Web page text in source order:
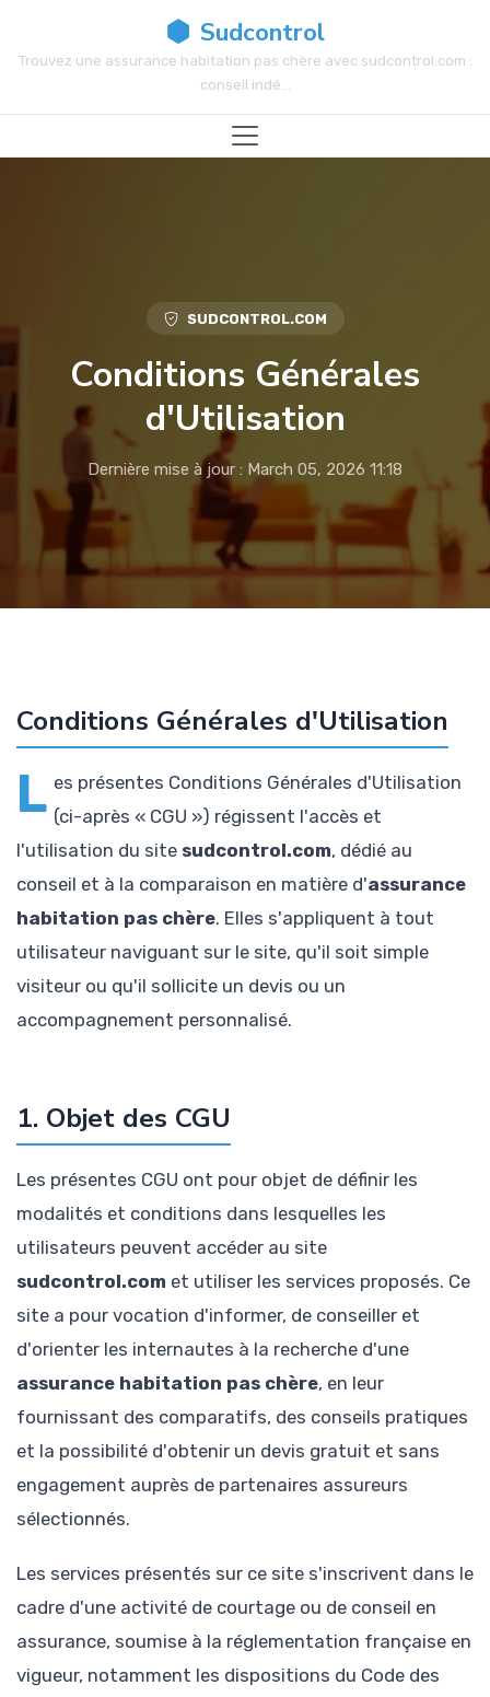
Sudcontrol
Trouvez une assurance habitation pas chère avec sudcontrol.com :
conseil indé...
SUDCONTROL.COM
Conditions Générales
d'Utilisation
Dernière mise à jour : March 05, 2026 11:18
Conditions Générales d'Utilisation
L es présentes Conditions Générales d'Utilisation
(ci-après « CGU ») régissent l'accès et
l'utilisation du site sudcontrol.com, dédié au
conseil et à la comparaison en matière d'assurance
habitation pas chère. Elles s'appliquent à tout
utilisateur naviguant sur le site, qu'il soit simple
visiteur ou qu'il sollicite un devis ou un
accompagnement personnalisé.
1. Objet des CGU
Les présentes CGU ont pour objet de définir les
modalités et conditions dans lesquelles les
utilisateurs peuvent accéder au site
sudcontrol.com et utiliser les services proposés. Ce
site a pour vocation d'informer, de conseiller et
d'orienter les internautes à la recherche d'une
assurance habitation pas chère, en leur
fournissant des comparatifs, des conseils pratiques
et la possibilité d'obtenir un devis gratuit et sans
engagement auprès de partenaires assureurs
sélectionnés.
Les services présentés sur ce site s'inscrivent dans le
cadre d'une activité de courtage ou de conseil en
assurance, soumise à la réglementation française en
vigueur, notamment les dispositions du Code des